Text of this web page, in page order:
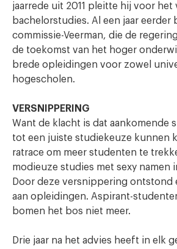
jaarrede uit 2011 pleitte hij voor het
bachelorstudies. Al een jaar eerder
commissie-Veerman, die de
de toekomst van het hoger
brede opleidingen voor zowel
hogescholen.
VERSNIPPERING
Want de klacht is dat aankomende
tot een juiste studiekeuze kunnen
ratrace om meer studenten te
modieuze studies met sexy namen
Door deze versnippering ontstond
aan opleidingen. Aspirant-
bomen het bos niet meer.
Drie jaar na het advies heeft in elk